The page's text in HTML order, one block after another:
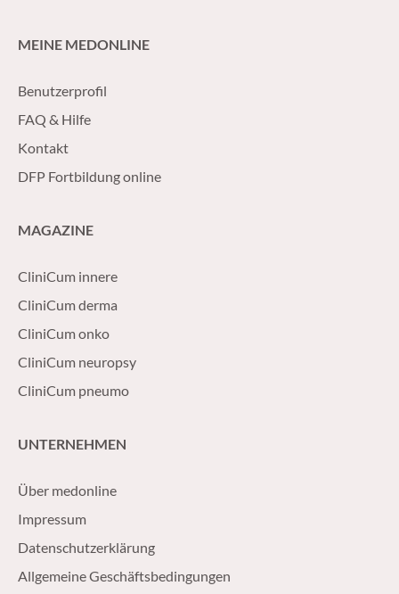
MEINE MEDONLINE
Benutzerprofil
FAQ & Hilfe
Kontakt
DFP Fortbildung online
MAGAZINE
CliniCum innere
CliniCum derma
CliniCum onko
CliniCum neuropsy
CliniCum pneumo
UNTERNEHMEN
Über medonline
Impressum
Datenschutzerklärung
Allgemeine Geschäftsbedingungen